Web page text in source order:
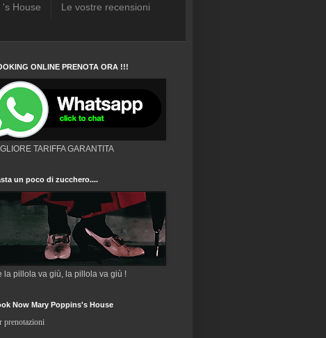
House Le vostre recensioni
ONLINE PRENOTA ORA !!!
TARIFFA GARANTITA
un poco di zucchero....
la pillola va giù, la pillola va giù !
Now Mary Poppins's House
prenotazioni